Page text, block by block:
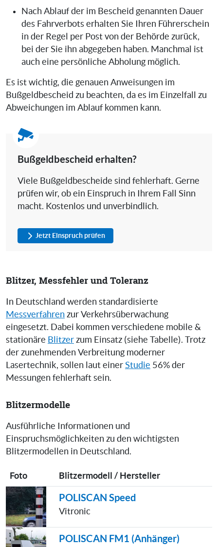
Nach Ablauf der im Bescheid genannten Dauer
des Fahrverbots erhalten Sie Ihren Führerschein
in der Regel per Post von der Behörde zurück,
bei der Sie ihn abgegeben haben. Manchmal ist
auch eine persönliche Abholung möglich.
Es ist wichtig, die genauen Anweisungen im
Bußgeldbescheid zu beachten, da es im Einzelfall zu
Abweichungen im Ablauf kommen kann.
Bußgeldbescheid erhalten?
Viele Bußgeldbescheide sind fehlerhaft. Gerne
prüfen wir, ob ein Einspruch in Ihrem Fall Sinn
macht. Kostenlos und unverbindlich.
Jetzt Einspruch prüfen
Blitzer, Messfehler und Toleranz
In Deutschland werden standardisierte
Messverfahren zur Verkehrsüberwachung
eingesetzt. Dabei kommen verschiedene mobile &
stationäre Blitzer zum Einsatz (siehe Tabelle). Trotz
der zunehmenden Verbreitung moderner
Lasertechnik, sollen laut einer Studie 56% der
Messungen fehlerhaft sein.
Blitzermodelle
Ausführliche Informationen und
Einspruchsmöglichkeiten zu den wichtigsten
Blitzermodellen in Deutschland.
Foto Blitzermodell / Hersteller
POLISCAN Speed
Vitronic
POLISCAN FM1 (Anhänger)